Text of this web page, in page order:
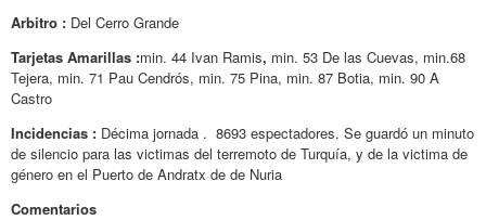
Arbitro : Del Cerro Grande
Tarjetas Amarillas :min. 44 Ivan Ramis, min. 53 De las Cuevas, min.68
Tejera, min. 71 Pau Cendrós, min. 75 Pina, min. 87 Botia, min. 90 A
Castro
Incidencias : Décima jornada . 8693 espectadores. Se guardó un minuto
de silencio para las victimas del terremoto de Turquía, y de la victima de
género en el Puerto de Andratx de de Nuria
Comentarios